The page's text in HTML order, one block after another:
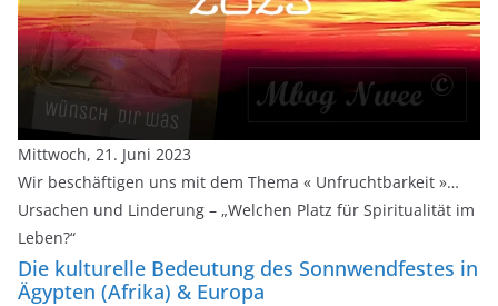
Mittwoch, 21. Juni 2023
Wir beschäftigen uns mit dem Thema « Unfruchtbarkeit »…
Ursachen und Linderung – „Welchen Platz für Spiritualität im
Leben?“
Die kulturelle Bedeutung des Sonnwendfestes in
Ägypten (Afrika) & Europa